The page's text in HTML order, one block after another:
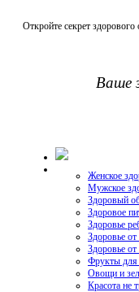
Откройте секрет здорового
Ваше
Женское
Мужское
Здоровый
Здоровое
Здоровье
Здоровье
Здоровье
Фрукты для
Овощи и
Красота не